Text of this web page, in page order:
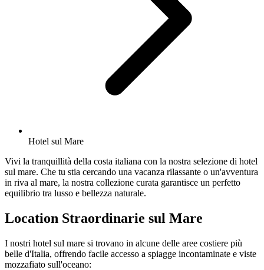
Hotel sul Mare
Vivi la tranquillità della costa italiana con la nostra selezione di hotel
sul mare. Che tu stia cercando una vacanza rilassante o un'avventura
in riva al mare, la nostra collezione curata garantisce un perfetto
equilibrio tra lusso e bellezza naturale.
Location Straordinarie sul Mare
I nostri hotel sul mare si trovano in alcune delle aree costiere più
belle d'Italia, offrendo facile accesso a spiagge incontaminate e viste
mozzafiato sull'oceano: